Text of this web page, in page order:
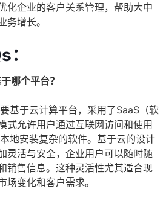
化企业的客户关系管理，帮助大中
务增长。
哪个平台？
基于云计算平台，采用了SaaS（软
式允许用户通过互联网访问和使用
地安装复杂的软件。基于云的设计
灵活与安全，企业用户可以随时随
销售信息。这种灵活性尤其适合现
场变化和客户需求。